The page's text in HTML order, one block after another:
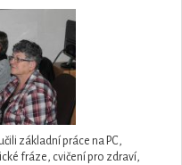
základní práce na PC,
fráze, cvičení pro zdraví,